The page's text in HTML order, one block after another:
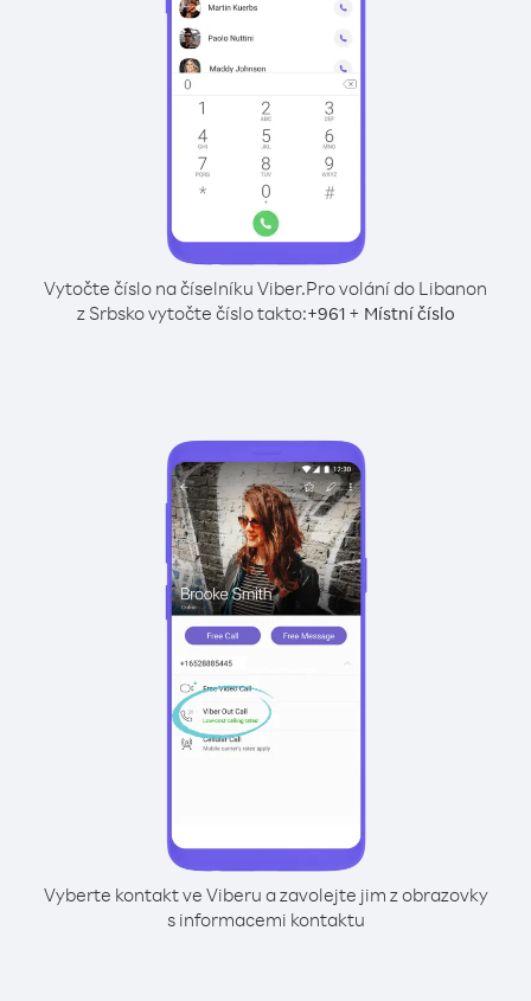
Vytočte číslo na číselníku Viber.Pro volání do Libanon
z Srbsko vytočte číslo takto:+961+ Místní číslo
Vyberte kontakt ve Viberu a zavolejte jim z obrazovky
s informacemi kontaktu